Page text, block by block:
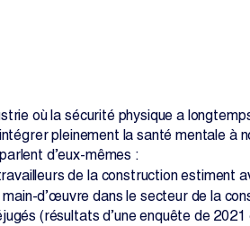
où la sécurité physique a
pleinement la santé mentale à
d’eux-mêmes :
de la construction estiment
d’œuvre dans le secteur de la
(résultats d’une enquête de